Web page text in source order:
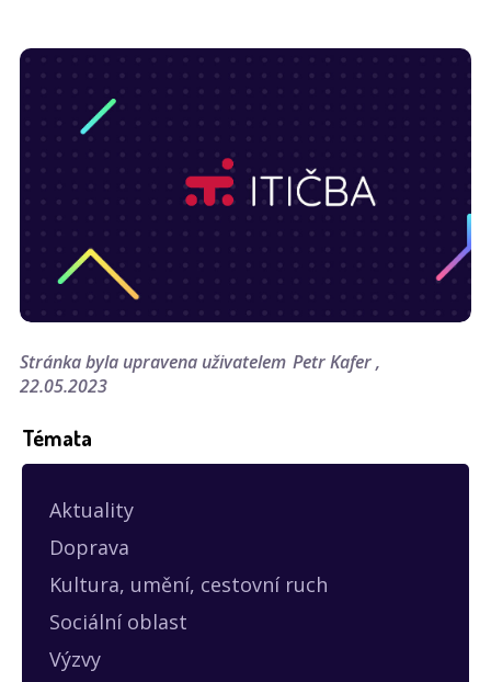
Stránka byla upravena uživatelem Petr Kafer
22.05.2023
Témata
Aktuality
Doprava
Kultura, umění, cestovní ruch
Sociální oblast
Výzvy